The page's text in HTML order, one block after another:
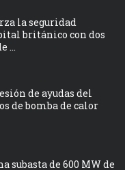
la seguridad
británico con dos
...
de ayudas del
de bomba de calor
subasta de 600 MW de